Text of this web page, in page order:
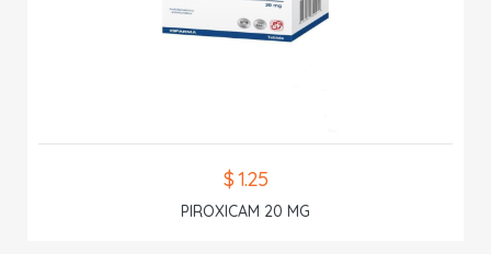
$ 1.25
PIROXICAM 20 MG